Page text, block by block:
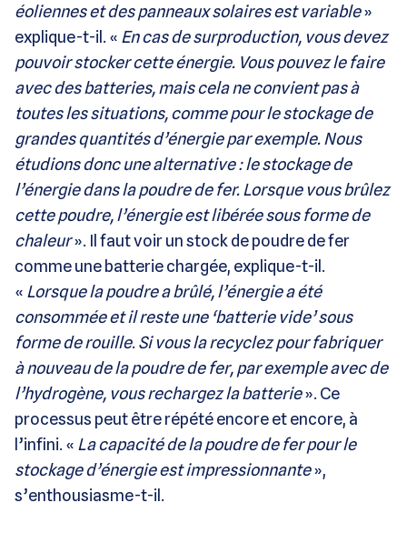
éoliennes et des panneaux solaires est variable»
explique-t-il. « En cas de surproduction, vous devez
pouvoir stocker cette énergie. Vous pouvez le faire
avec des batteries, mais cela ne convient pas à
toutes les situations, comme pour le stockage de
grandes quantités d’énergie par exemple. Nous
étudions donc une alternative : le stockage de
l’énergie dans la poudre de fer. Lorsque vous brûlez
cette poudre, l’énergie est libérée sous forme de
chaleur». Il faut voir un stock de poudre de fer
comme une batterie chargée, explique-t-il.
« Lorsque la poudre a brûlé, l’énergie a été
consommée et il reste une ‘batterie vide’ sous
forme de rouille. Si vous la recyclez pour fabriquer
à nouveau de la poudre de fer, par exemple avec de
l’hydrogène, vous rechargez la batterie». Ce
processus peut être répété encore et encore, à
l’infini. « La capacité de la poudre de fer pour le
stockage d’énergie est impressionnante»,
s’enthousiasme-t-il.